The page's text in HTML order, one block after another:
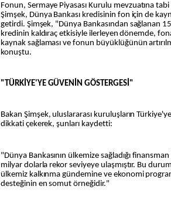
Fonun, Sermaye Piyasası Kurulu mevzuatına
Şimşek, Dünya Bankası kredisinin fon için de
getirdi. Şimşek, "Dünya Bankasından sağlanan
kredinin kaldıraç etkisiyle ilerleyen dönemde,
kaynak sağlaması ve fonun büyüklüğünün
konuştu.
"TÜRKİYE'YE GÜVENİN GÖSTERGESİ"
Bakan Şimşek, uluslararası kuruluşların
dikkati çekerek, şunları kaydetti:
"Dünya Bankasının ülkemize sağladığı
milyar dolarla rekor seviyeye ulaşmıştır. Bu
ülkemiz kalkınma gündemine ve ekonomi
desteğinin en somut örneğidir."